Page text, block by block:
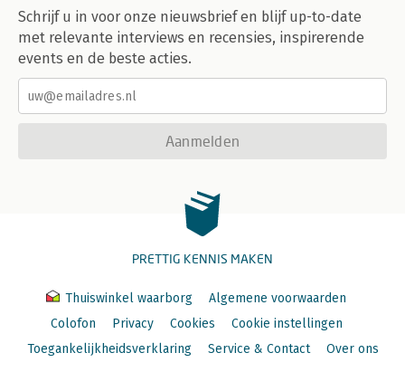
Schrijf u in voor onze nieuwsbrief en blijf up-to-date
met relevante interviews en recensies, inspirerende
events en de beste acties.
Aanmelden
PRETTIG KENNIS MAKEN
Thuiswinkel waarborg
Algemene voorwaarden
Colofon
Privacy Cookies
Cookie instellingen
Toegankelijkheidsverklaring
Service & Contact Over ons